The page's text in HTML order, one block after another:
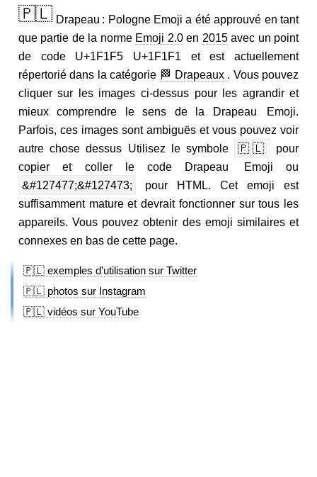
🇵🇱Drapeau : Pologne Emoji a été approuvé en tant
que partie de la norme Emoji 2.0en 2015avec un point
de code U+1F1F5 U+1F1F1 et est actuellement
répertorié dans la catégorie 🏁 Drapeaux . Vous pouvez
cliquer sur les images ci-dessus pour les agrandir et
mieux comprendre le sens de la Drapeau Emoji.
Parfois, ces images sont ambiguës et vous pouvez voir
autre chose dessus Utilisez le symbole
🇵🇱
pour
copier et coller le code Drapeau Emoji ou
&#127477;&#127473;
pour HTML. Cet emoji est
suffisamment mature et devrait fonctionner sur tous les
appareils. Vous pouvez obtenir des emoji similaires et
connexes en bas de cette page.
🇵🇱 exemples d'utilisation sur Twitter
🇵🇱 photos sur Instagram
🇵🇱 vidéos sur YouTube